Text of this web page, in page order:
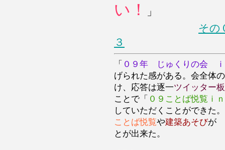
い！
」
その
３
「 ０９年 じゅくりの会 ｉ
げられた感がある。会全体
け、応答は逐一ツイッター板
ことで「 ０９ことば悦覧ｉ
していただくことができた
ことば悦覧や建築あそびが
とが出来た。